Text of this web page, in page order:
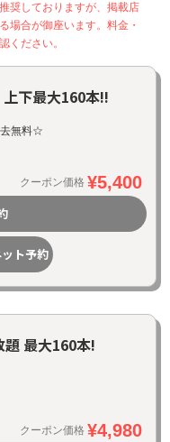
奨しておりますが、掲載店
場合が御座います。料金・
ください。
下最大160本!!
無料☆
クーポン価格 ¥5,400
ト予約
題 最大160本!
クーポン価格 ¥4,980